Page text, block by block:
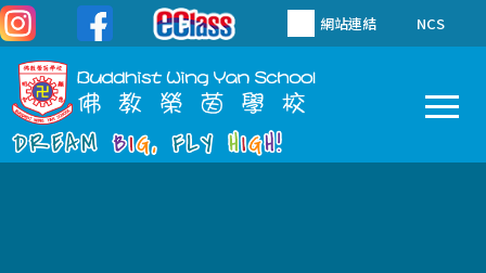
移至主內容 網站連結 NCS